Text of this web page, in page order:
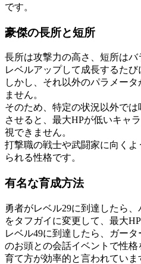
です。
豪傑の長所と短所
長所は攻撃力の高さ、短所はバ
レベルアップして成長するたび
しかし、それ以外のパラメー
ません。
そのため、特定の状況以外で
させると、最大HPが低いキャ
視できません。
打撃職の戦士や武闘家に向く
られる性格です。
有名な育成方法
勇者がレベル29に到達したら
をタフガイに変更して、最大
レベル49に到達したら、ガー
のお頭との会話イベントで性
育て方が効率的と言われていま